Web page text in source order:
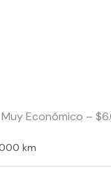
Económico –
km